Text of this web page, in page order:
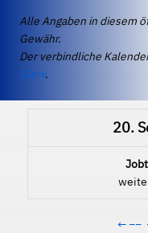
Alle Angaben in diesem
Gewähr.
Der verbindliche
IServ.
20.
← −−